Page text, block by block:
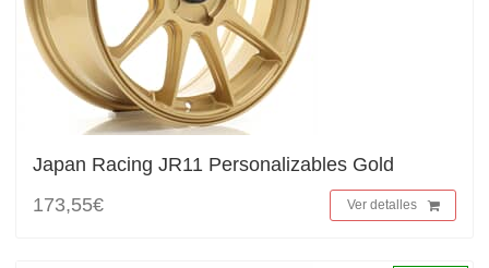
Japan Racing JR11 Personalizables Gold
173,55€
Ver detalles